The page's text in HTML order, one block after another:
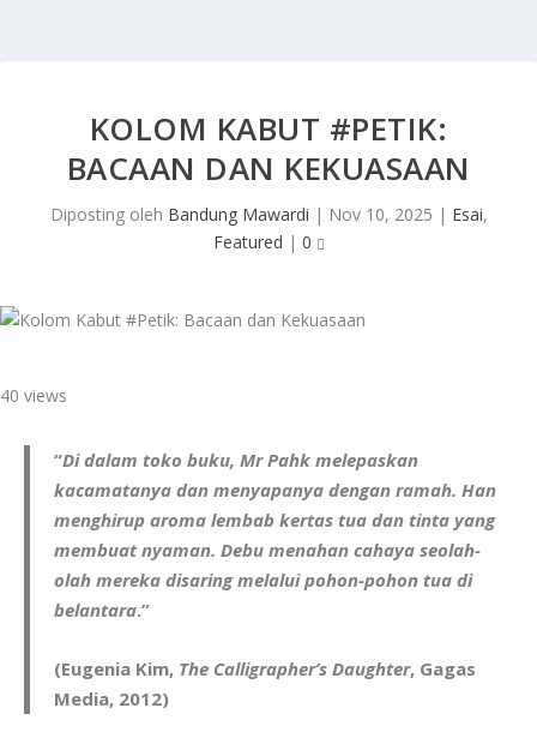
KOLOM KABUT #PETIK:
BACAAN DAN KEKUASAAN
Diposting oleh Bandung Mawardi | Nov 10, 2025 | Esai,
Featured | 0
40 views
“Di dalam toko buku, Mr Pahk melepaskan
kacamatanya dan menyapanya dengan ramah. Han
menghirup aroma lembab kertas tua dan tinta yang
membuat nyaman. Debu menahan cahaya seolah-
olah mereka disaring melalui pohon-pohon tua di
belantara.”
(Eugenia Kim, The Calligrapher’s Daughter, Gagas
Media, 2012)